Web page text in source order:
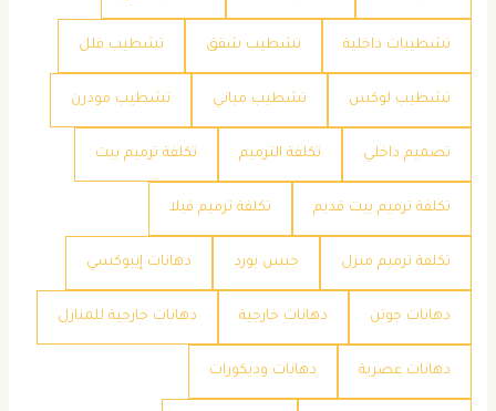
تشطيبات داخلية تشطيب شقق تشطيب فلل
تشطيب لوكس تشطيب مباني تشطيب مودرن
تصميم داخلي تكلفة الترميم تكلفة ترميم بيت
تكلفة ترميم بيت قديم تكلفة ترميم فيلا
تكلفة ترميم منزل جبس بورد دهانات إيبوكسي
دهانات جوتن دهانات خارجية دهانات خارجية للمنازل
دهانات عصرية دهانات وديكورات